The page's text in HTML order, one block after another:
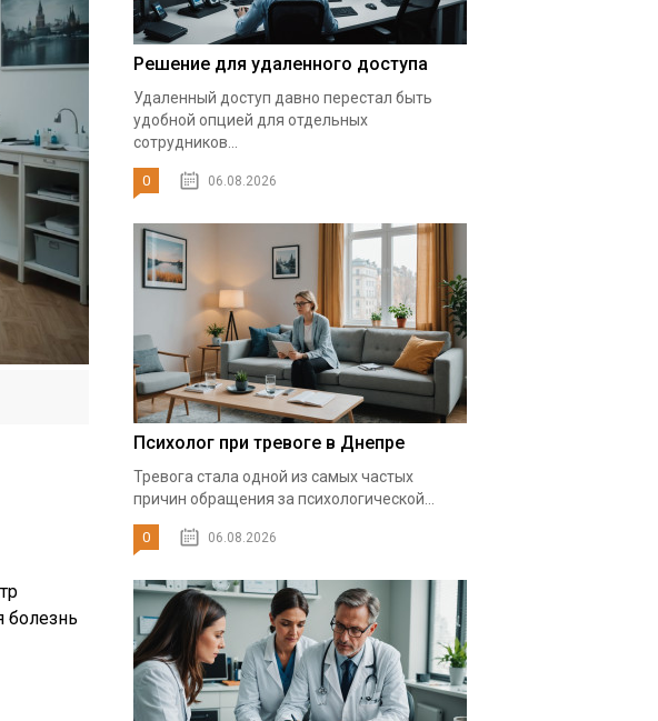
болезнь
Решение для удаленного доступа
Удаленный доступ давно перестал быть
удобной опцией для отдельных
сотрудников...
0 06.08.2026
Психолог при тревоге в Днепре
Тревога стала одной из самых частых
причин обращения за психологической...
0 06.08.2026